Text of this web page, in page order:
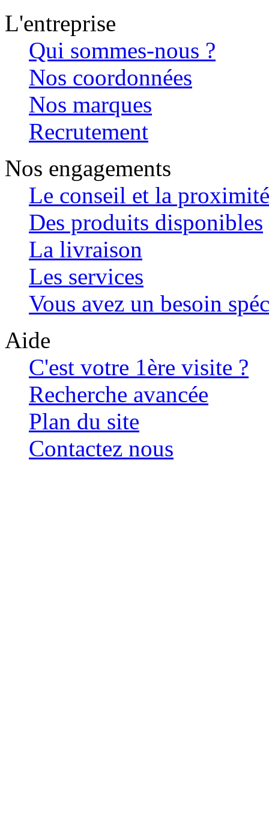
L'entreprise
Qui sommes-nous ?
Nos coordonnées
Nos marques
Recrutement
Nos engagements
Le conseil et la proximité
Des produits disponibles
La livraison
Les services
Vous avez un besoin
Aide
C'est votre 1ère visite ?
Recherche avancée
Plan du site
Contactez nous